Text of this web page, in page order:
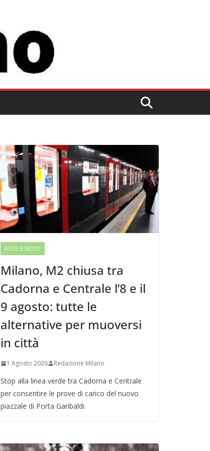
AUTO E MOTO
Milano, M2 chiusa tra
Cadorna e Centrale l’8 e il
9 agosto: tutte le
alternative per muoversi
in città
1 Agosto 2026 Redazione Milano
Stop alla linea verde tra Cadorna e Centrale
per consentire le prove di carico del nuovo
piazzale di Porta Garibaldi.